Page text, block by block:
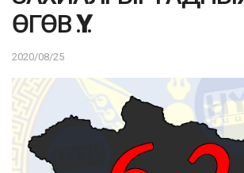
ӨГӨВ ҮҮ…
2020/08/25